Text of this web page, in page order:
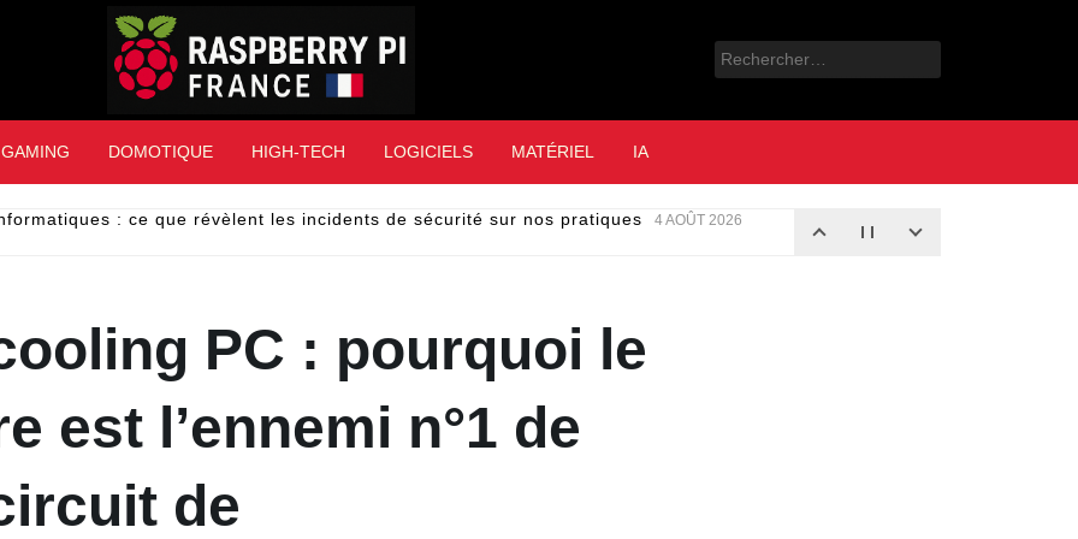
Raspberry Pi France
Rechercher :
GAMING DOMOTIQUE HIGH-TECH LOGICIELS MATÉRIEL IA
: ce que révèlent les incidents de sécurité sur nos pratiques
PC : pourquoi le
est l’ennemi n°1 de
de